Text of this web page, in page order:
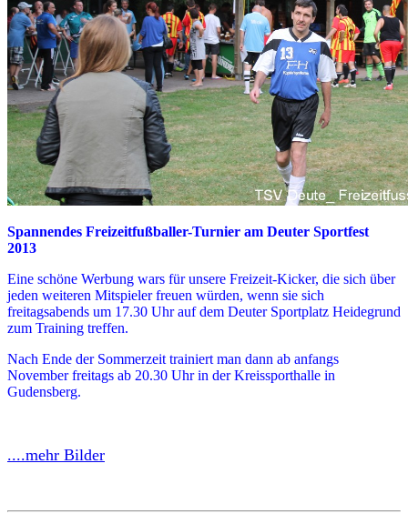
Spannendes Freizeitfußballer-Turnier am Deuter Sportfest
2013
Eine schöne Werbung wars für unsere Freizeit-Kicker, die sich über
jeden weiteren Mitspieler freuen würden, wenn sie sich
freitagsabends um 17.30 Uhr auf dem Deuter Sportplatz Heidegrund
zum Training treffen.
Nach Ende der Sommerzeit trainiert man dann ab anfangs
November freitags ab 20.30 Uhr in der Kreissporthalle in
Gudensberg.
....mehr Bilder